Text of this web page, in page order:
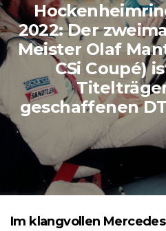
2022: Der
Meister Olaf
CSi Coupé)
geschaffenen
Im klangvollen